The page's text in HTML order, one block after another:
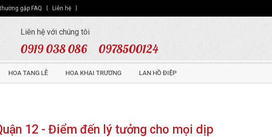
gặp FAQ Liên hệ
Liên hệ với chúng tôi
0919 038 086 0978500124
HOA TANG LỄ HOA KHAI TRƯƠNG LAN HỒ ĐIỆP
12 - Điểm đến lý tưởng cho mọi dịp